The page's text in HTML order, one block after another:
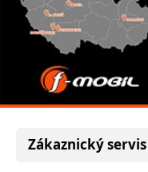
Zákaznický servis